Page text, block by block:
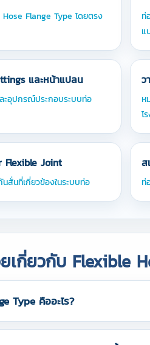
Flange Type โดยตรง
ท่
แ
และหน้าแปลน
อุปกรณ์ประกอบระบบท่อ
ว
ห
โ
Flexible Joint
สั่นที่เกี่ยวข้องในระบบท่อ
ส
ท่
เกี่ยวกับ Flexible
Type คืออะไร?